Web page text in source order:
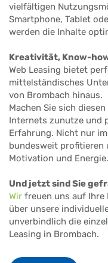
vielfältigen
Smartphone, Tablet
werden die Inhalte
Kreativität, Know-
Web Leasing bietet
mittelständisches
von Brombach hinaus.
Machen Sie sich
Internets zunutze und
Erfahrung. Nicht nur
bundesweit profitieren
Motivation und Energie.
Und jetzt sind Sie
Wir freuen uns auf Ihre
über unsere
unverbindlich die
Leasing in Brombach.